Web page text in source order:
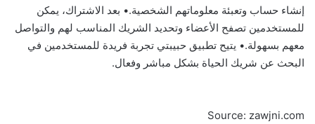
إنشاء حساب وتعبئة معلوماتهم الشخصية.• بعد الاشتراك، يمكن
للمستخدمين تصفح الأعضاء وتحديد الشريك المناسب لهم والتواصل
معهم بسهولة.• يتيح تطبيق حبيبتي تجربة فريدة للمستخدمين في
البحث عن شريك الحياة بشكل مباشر وفعال.
Source: zawjni.com